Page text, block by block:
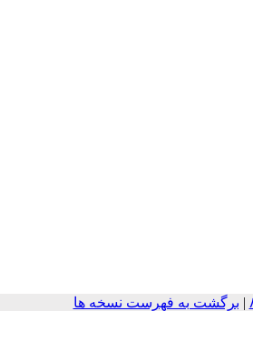
| برگشت به فهرست نسخه ها